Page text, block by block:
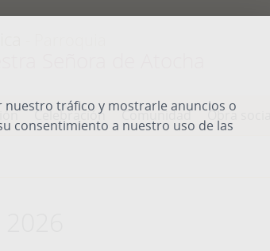
nuestro tráfico y mostrarle anuncios o
consentimiento a nuestro uso de las
Celebración Comunidad Obra social